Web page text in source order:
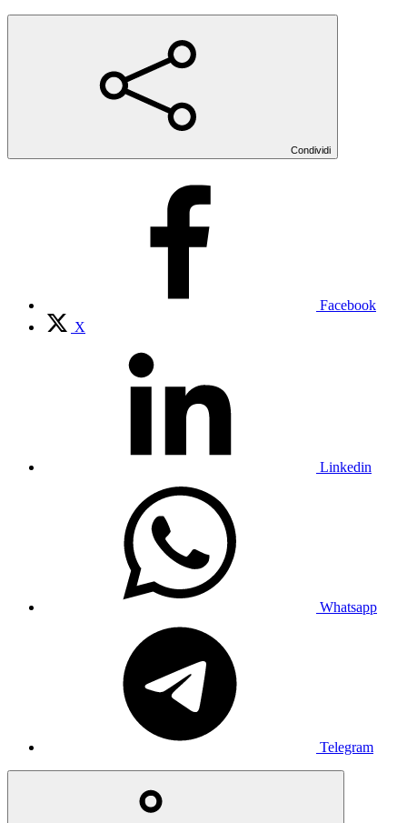
Condividi
Facebook
X
Linkedin
Whatsapp
Telegram